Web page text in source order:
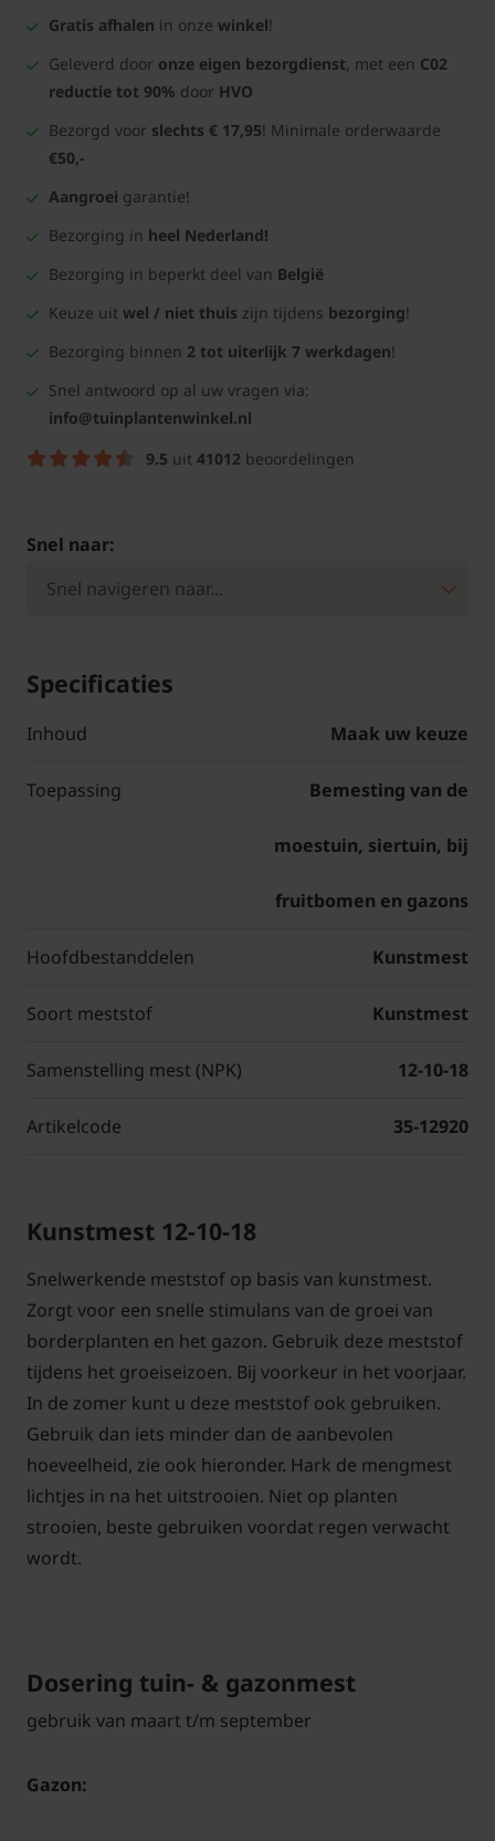
Gratis afhalen in onze winkel!
Geleverd door onze eigen bezorgdienst, met een C02
reductie tot 90% door HVO
Bezorgd voor slechts € 17,95! Minimale orderwaarde
€50,-
Aangroei garantie!
Bezorging in heel Nederland!
Bezorging in beperkt deel van België
Keuze uit wel / niet thuis zijn tijdens bezorging!
Bezorging binnen 2 tot uiterlijk 7 werkdagen!
Snel antwoord op al uw vragen via:
info@tuinplantenwinkel.nl
9.5 uit 41012 beoordelingen
Snel naar:
Specificaties
Inhoud Maak uw keuze
Toepassing Bemesting van de
moestuin, siertuin, bij
fruitbomen en gazons
Hoofdbestanddelen Kunstmest
Soort meststof Kunstmest
Samenstelling mest (NPK) 12-10-18
Artikelcode 35-12920
Kunstmest 12-10-18
Snelwerkende meststof op basis van kunstmest.
Zorgt voor een snelle stimulans van de groei van
borderplanten en het gazon. Gebruik deze meststof
tijdens het groeiseizoen. Bij voorkeur in het voorjaar.
In de zomer kunt u deze meststof ook gebruiken.
Gebruik dan iets minder dan de aanbevolen
hoeveelheid, zie ook hieronder. Hark de mengmest
lichtjes in na het uitstrooien. Niet op planten
strooien, beste gebruiken voordat regen verwacht
wordt.
Dosering tuin- & gazonmest
gebruik van maart t/m september
Gazon: